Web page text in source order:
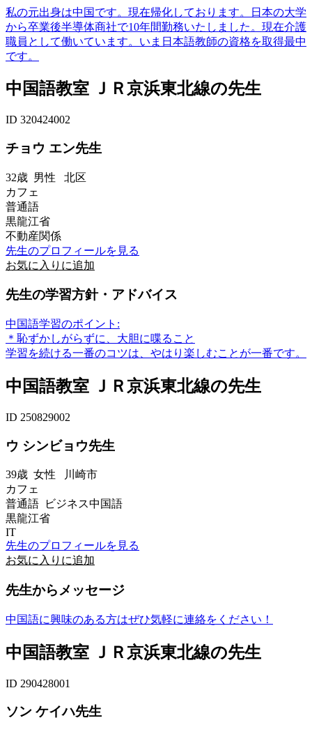
私の元出身は中国です。現在帰化しております。日本の大学
から卒業後半導体商社で10年間勤務いたしました。現在介護
職員として働いています。いま日本語教師の資格を取得最中
です。
中国語教室 ＪＲ京浜東北線の先生
ID 320424002
チョウ エン先生
32歳 男性 北区
カフェ
普通語
黒龍江省
不動産関係
先生のプロフィールを見る
お気に入りに追加
先生の学習方針・アドバイス
中国語学習のポイント:
＊恥ずかしがらずに、大胆に喋ること
学習を続ける一番のコツは、やはり楽しむことが一番です。
中国語教室 ＪＲ京浜東北線の先生
ID 250829002
ウ シンビョウ先生
39歳 女性 川崎市
カフェ
普通語 ビジネス中国語
黒龍江省
IT
先生のプロフィールを見る
お気に入りに追加
先生からメッセージ
中国語に興味のある方はぜひ気軽に連絡をください！
中国語教室 ＪＲ京浜東北線の先生
ID 290428001
ソン ケイハ先生